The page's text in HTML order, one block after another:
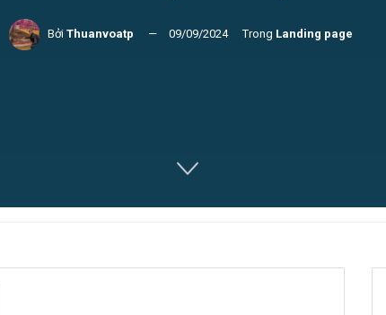
Bởi Thuanvoatp 09/09/2024 Trong Landing page